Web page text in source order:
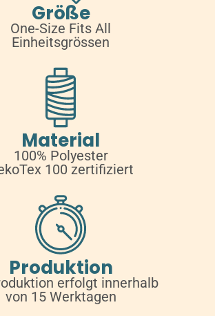
Größe
One-Size Fits All
Einheitsgrössen
Material
100% Polyester
100 zertifiziert
Produktion
erfolgt innerhalb
von 15 Werktagen